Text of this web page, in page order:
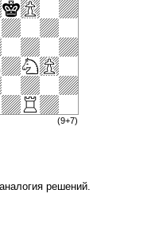
(9+7)
решений.